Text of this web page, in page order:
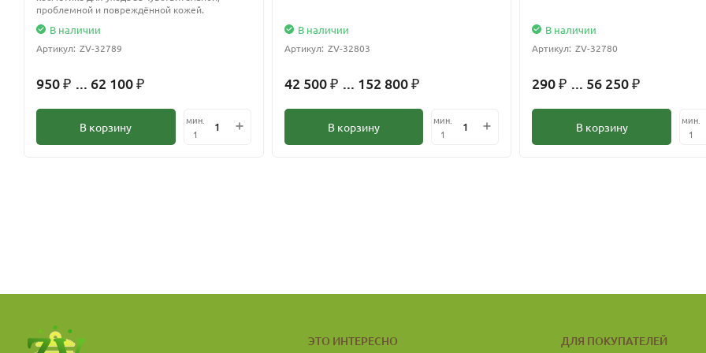
Хранить в сухом, темном месте при температуре от 10 до 20 С
проблемной и повреждённой кожей.
В наличии
Артикул: ZV-32789
950 ₽ ... 62 100 ₽
В корзину
мин.
1
В наличии
Артикул: ZV-32803
42 500 ₽ ... 152 800 ₽
В корзину
мин.
1
В наличии
Артикул: ZV-32780
290₽ ... 56 250₽
В корзину
мин.
1
ЭТО ИНТЕРЕСНО ДЛЯ ПОКУПАТЕЛЕЙ